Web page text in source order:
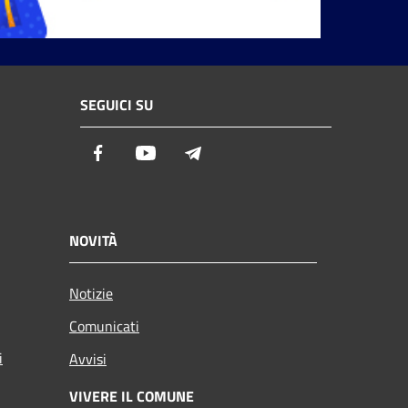
SEGUICI SU
Facebook Youtube
NOVITÀ
Notizie
Comunicati
Avvisi
VIVERE IL COMUNE